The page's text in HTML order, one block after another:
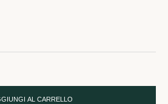
AL CARRELLO